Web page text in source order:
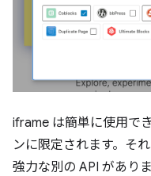
iframe は簡単に使用で
ンに限定されます。そ
強力な別の API がありま